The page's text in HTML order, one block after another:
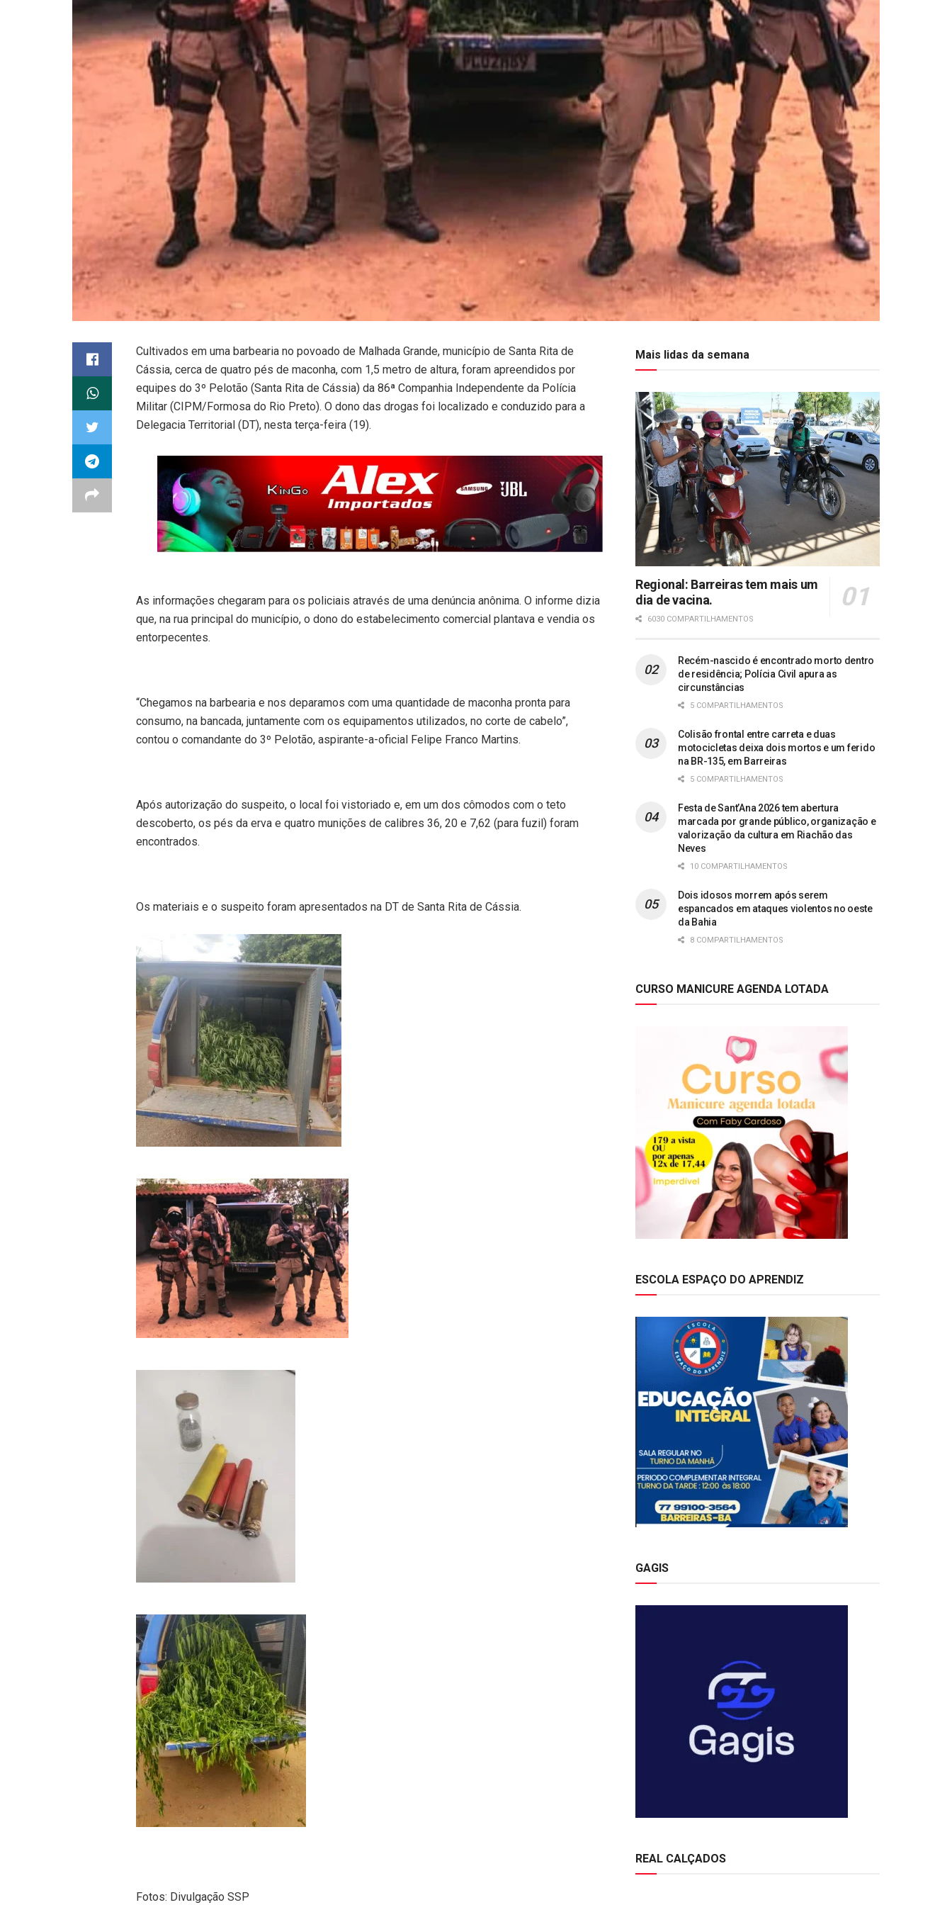
Cultivados em uma barbearia no povoado de Malhada Grande, município de Santa Rita de
Cássia, cerca de quatro pés de maconha, com 1,5 metro de altura, foram apreendidos por
equipes do 3º Pelotão (Santa Rita de Cássia) da 86ª Companhia Independente da Polícia
Militar (CIPM/Formosa do Rio Preto). O dono das drogas foi localizado e conduzido para a
Delegacia Territorial (DT), nesta terça-feira (19).
As informações chegaram para os policiais através de uma denúncia anônima. O informe dizia
que, na rua principal do município, o dono do estabelecimento comercial plantava e vendia os
entorpecentes.
“Chegamos na barbearia e nos deparamos com uma quantidade de maconha pronta para
consumo, na bancada, juntamente com os equipamentos utilizados, no corte de cabelo”,
contou o comandante do 3º Pelotão, aspirante-a-oficial Felipe Franco Martins.
Após autorização do suspeito, o local foi vistoriado e, em um dos cômodos com o teto
descoberto, os pés da erva e quatro munições de calibres 36, 20 e 7,62 (para fuzil) foram
encontrados.
Os materiais e o suspeito foram apresentados na DT de Santa Rita de Cássia.
Fotos: Divulgação SSP
Mais lidas da semana
Regional: Barreiras tem mais um
dia de vacina.
6030 COMPARTILHAMENTOS
Recém-nascido é encontrado morto dentro
de residência; Polícia Civil apura as
circunstâncias
5 COMPARTILHAMENTOS
Colisão frontal entre carreta e duas
motocicletas deixa dois mortos e um ferido
na BR-135, em Barreiras
5 COMPARTILHAMENTOS
Festa de Sant’Ana 2026 tem abertura
marcada por grande público, organização e
valorização da cultura em Riachão das
Neves
10 COMPARTILHAMENTOS
Dois idosos morrem após serem
espancados em ataques violentos no oeste
da Bahia
8 COMPARTILHAMENTOS
CURSO MANICURE AGENDA LOTADA
ESCOLA ESPAÇO DO APRENDIZ
GAGIS
REAL CALÇADOS